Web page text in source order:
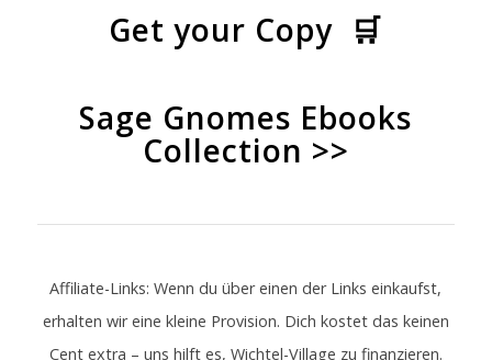
Get your Copy 🛒
Sage Gnomes Ebooks
Collection >>
Affiliate-Links: Wenn du über einen der Links einkaufst,
erhalten wir eine kleine Provision. Dich kostet das keinen
Cent extra – uns hilft es, Wichtel-Village zu finanzieren.